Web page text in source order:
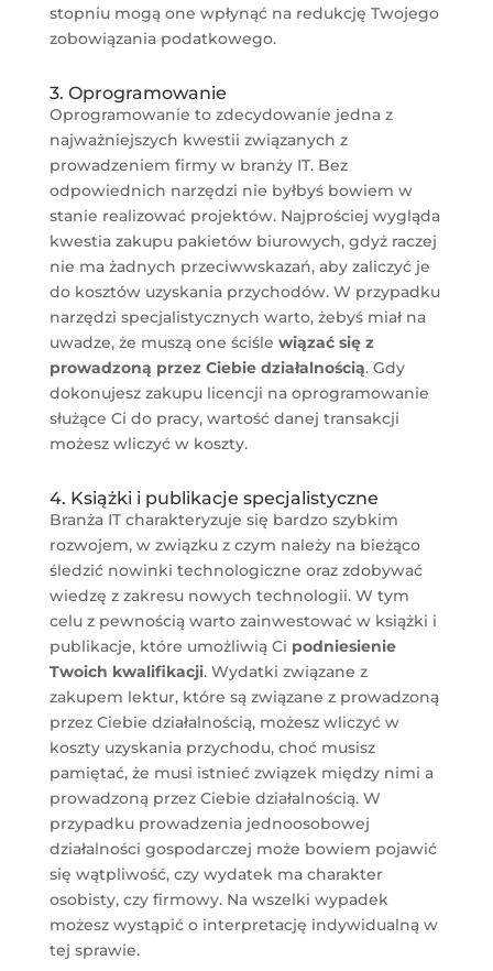
stopniu mogą one wpłynąć na redukcję Twojego
zobowiązania podatkowego.
3. Oprogramowanie
Oprogramowanie to zdecydowanie jedna z
najważniejszych kwestii związanych z
prowadzeniem firmy w branży IT. Bez
odpowiednich narzędzi nie byłbyś bowiem w
stanie realizować projektów. Najprościej wygląda
kwestia zakupu pakietów biurowych, gdyż raczej
nie ma żadnych przeciwwskazań, aby zaliczyć je
do kosztów uzyskania przychodów. W przypadku
narzędzi specjalistycznych warto, żebyś miał na
uwadze, że muszą one ściśle wiązać się z
prowadzoną przez Ciebie działalnością. Gdy
dokonujesz zakupu licencji na oprogramowanie
służące Ci do pracy, wartość danej transakcji
możesz wliczyć w koszty.
4. Książki i publikacje specjalistyczne
Branża IT charakteryzuje się bardzo szybkim
rozwojem, w związku z czym należy na bieżąco
śledzić nowinki technologiczne oraz zdobywać
wiedzę z zakresu nowych technologii. W tym
celu z pewnością warto zainwestować w książki i
publikacje, które umożliwią Ci podniesienie
Twoich kwalifikacji. Wydatki związane z
zakupem lektur, które są związane z prowadzoną
przez Ciebie działalnością, możesz wliczyć w
koszty uzyskania przychodu, choć musisz
pamiętać, że musi istnieć związek między nimi a
prowadzoną przez Ciebie działalnością. W
przypadku prowadzenia jednoosobowej
działalności gospodarczej może bowiem pojawić
się wątpliwość, czy wydatek ma charakter
osobisty, czy firmowy. Na wszelki wypadek
możesz wystąpić o interpretację indywidualną w
tej sprawie.